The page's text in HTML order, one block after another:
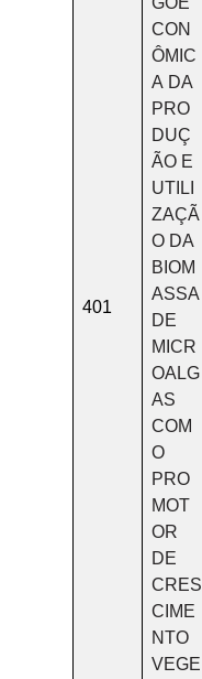
401
CON
ÔMIC
A DA
PRO
DUÇ
ÃO E
UTILI
ZAÇÃ
O DA
BIOM
ASSA
DE
MICR
OALG
AS
COM
O
PRO
MOT
OR
DE
CRES
CIME
NTO
VEGE